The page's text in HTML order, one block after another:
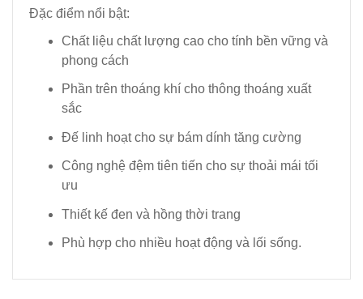
Đặc điểm nổi bật:
Chất liệu chất lượng cao cho tính bền vững và
phong cách
Phần trên thoáng khí cho thông thoáng xuất
sắc
Đế linh hoạt cho sự bám dính tăng cường
Công nghệ đệm tiên tiến cho sự thoải mái tối
ưu
Thiết kế đen và hồng thời trang
Phù hợp cho nhiều hoạt động và lối sống.